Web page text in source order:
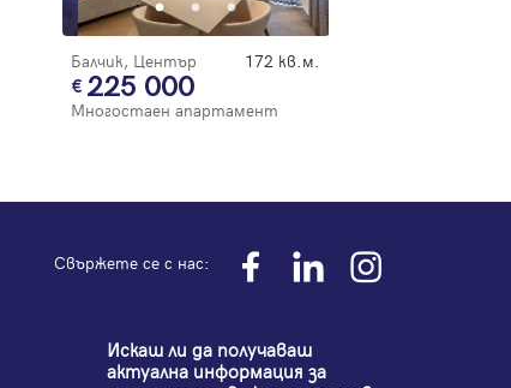
Балчик, Център 172 кв.м.
225 000
Многостаен апартамент
Свържете се с нас:
Искаш ли да получаваш
актуална информация за